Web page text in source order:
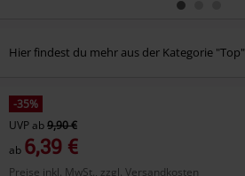
Hier findest du mehr aus der Kategorie "Top"
-35%
UVPab9,90 €
ab 6,39 €
Preise inkl. MwSt., zzgl. Versandkosten